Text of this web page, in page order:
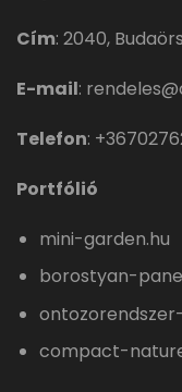
Cím: 2040,
E-mail:
Telefon:
Portfólió
mini-garden.hu
borostyan-
compact-